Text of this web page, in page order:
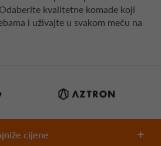
kvalitetne komade koji
i uživajte u svakom meču na
cijene